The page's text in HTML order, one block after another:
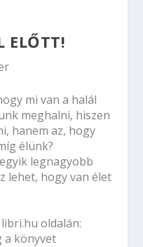
ELŐTT!
mi van a halál
meghalni, hiszen
hanem az, hogy
élünk?
legnagyobb
lehet, hogy van élet
libri.hu oldalán:
a könyvet